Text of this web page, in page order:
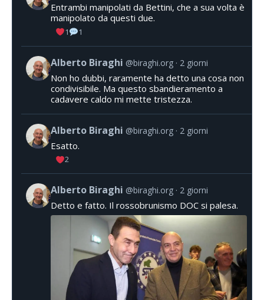
Entrambi manipolati da Bettini, che a sua volta è
manipolato da questi due.
1 1
Alberto Biraghi @biraghi.org 2 giorni
Non ho dubbi, raramente ha detto una cosa non
condivisibile. Ma questo sbandieramento a
cadavere caldo mi mette tristezza.
Alberto Biraghi @biraghi.org 2 giorni
Esatto.
2
Alberto Biraghi @biraghi.org 2 giorni
Detto e fatto. Il rossobrunismo DOC si palesa.